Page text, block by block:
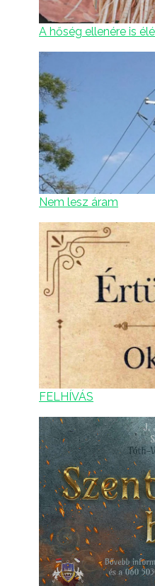
A hőség ellenére is
Nem lesz áram
FELHÍVÁS